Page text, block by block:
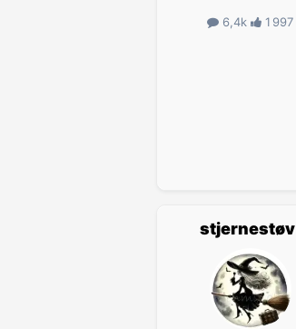
6,4k 1 997
stjernestøv